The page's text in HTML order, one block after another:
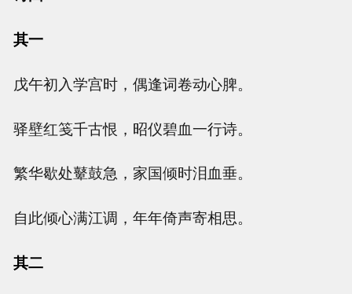
其一
戊午初入学宫时，偶逢词卷动心脾。
驿壁红笺千古恨，昭仪碧血一行诗。
繁华歇处鼙鼓急，家国倾时泪血垂。
自此倾心满江调，年年倚声寄相思。
其二